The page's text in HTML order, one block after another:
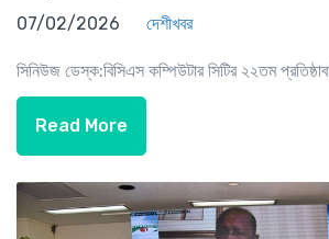
07/02/2026 দেশীখবর
সিনিউজ ডেস্ক:বিসিএস কম্পিউটার সিটির ২২তম
Read More